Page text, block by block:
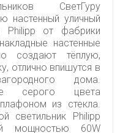
СветГуру
настенный уличный
Philipp от фабрики
настенные
создают тёплую,
отлично впишутся в
дома.
серого цвета
из стекла.
светильник Philipp
мощностью 60W